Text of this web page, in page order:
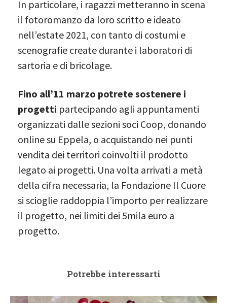
In particolare, i ragazzi metteranno in scena
il fotoromanzo da loro scritto e ideato
nell’estate 2021, con tanto di costumi e
scenografie create durante i laboratori di
sartoria e di bricolage.
Fino all’11 marzo potrete sostenere i
progetti partecipando agli appuntamenti
organizzati dalle sezioni soci Coop, donando
online su Eppela, o acquistando nei punti
vendita dei territori coinvolti il prodotto
legato ai progetti. Una volta arrivati a metà
della cifra necessaria, la Fondazione Il Cuore
si scioglie raddoppia l’importo per realizzare
il progetto, nei limiti dei 5mila euro a
progetto.
Potrebbe interessarti